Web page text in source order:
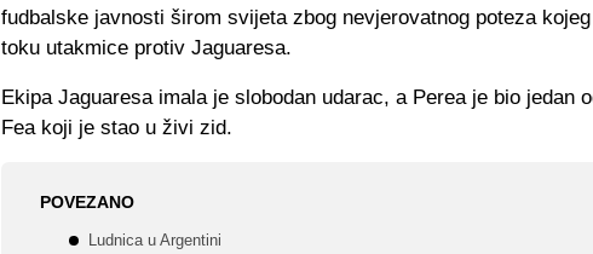
fudbalske javnosti širom svijeta zbog nevjerovatnog poteza
toku utakmice protiv Jaguaresa.
Ekipa Jaguaresa imala je slobodan udarac, a Perea je bio jedan
Fea koji je stao u živi zid.
POVEZANO
Ludnica u Argentini